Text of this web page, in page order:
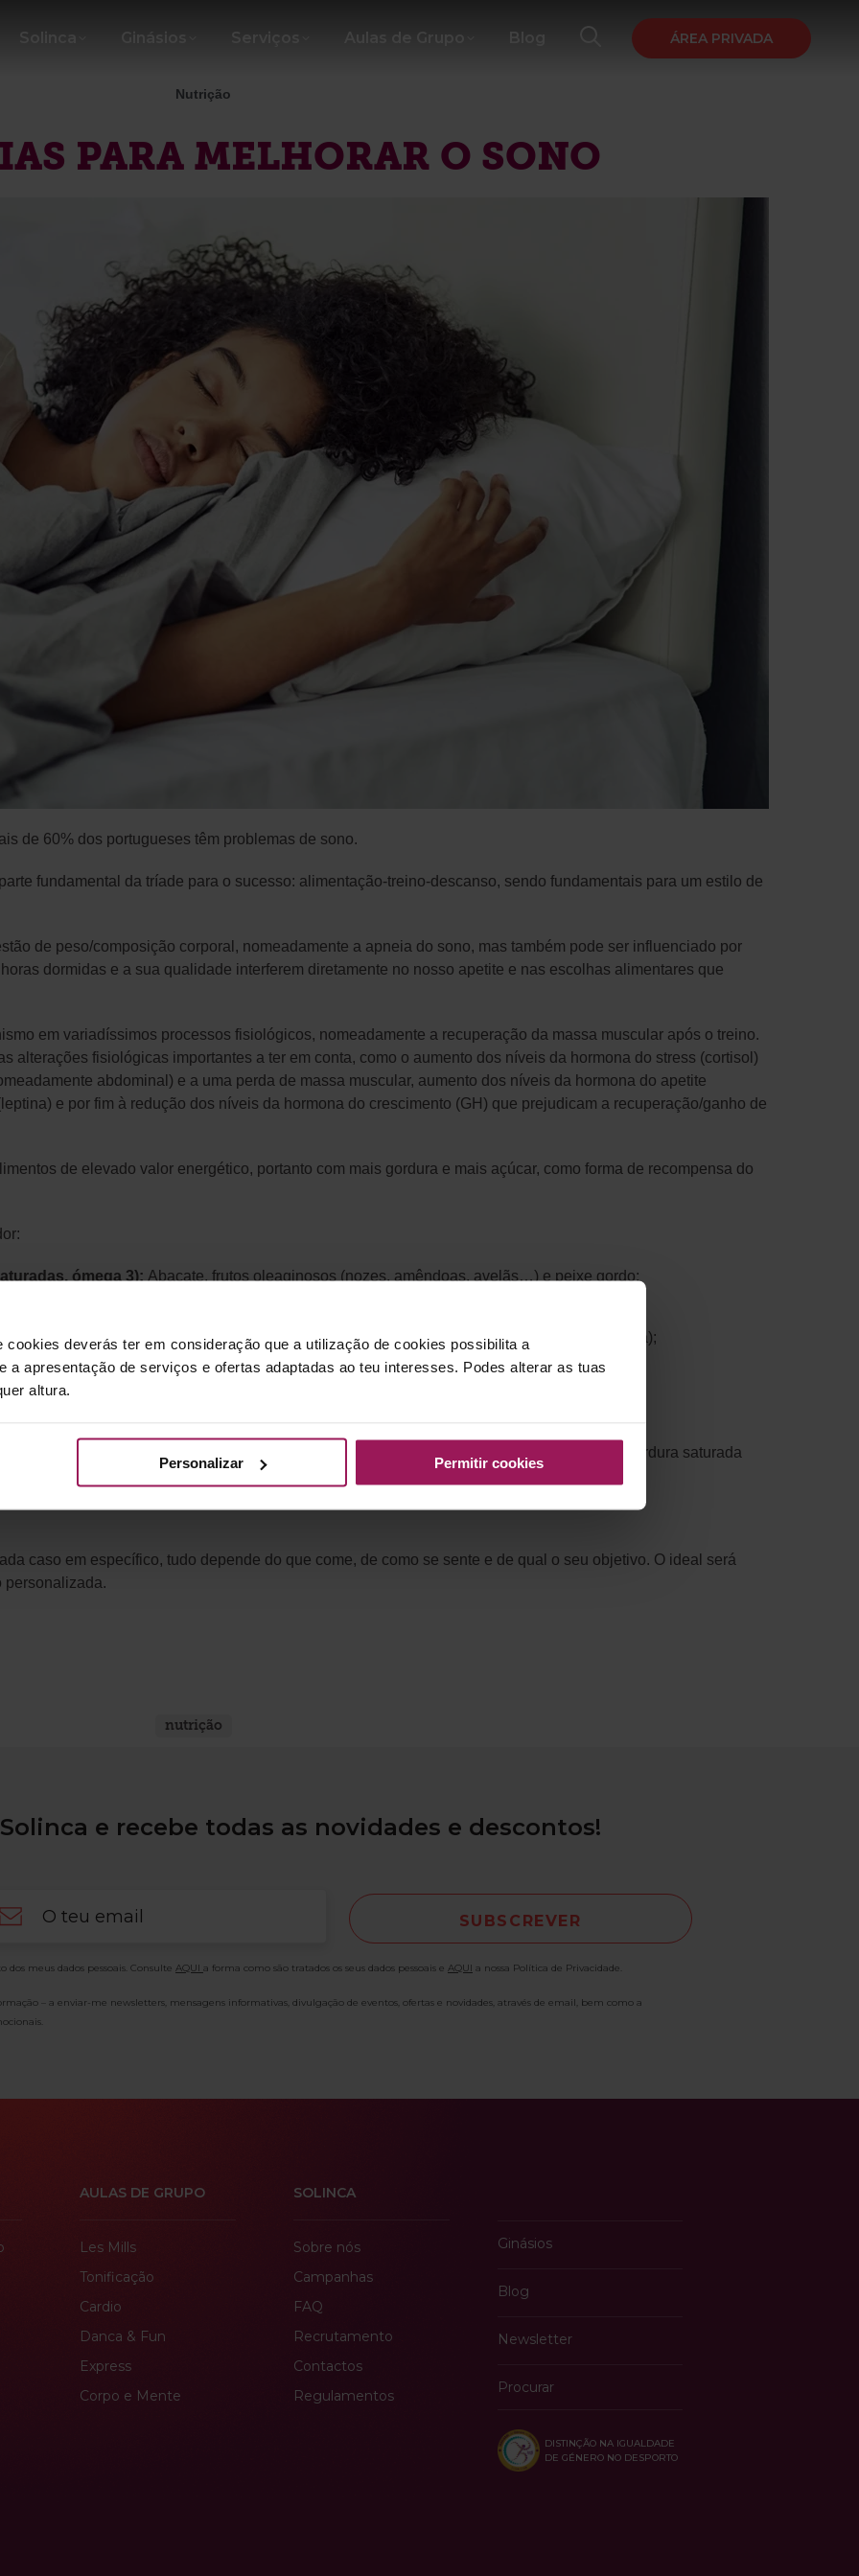
cookies deverás ter em consideração que a utilização de cookies possibilita a
a apresentação de serviços e ofertas adaptadas ao teu interesses. Podes alterar as tuas
altura.
Personalizar Permitir cookies
ÁREA PRIVADA
Nutrição
PARA MELHORAR O SONO
de 60% dos portugueses têm problemas de sono.
fundamental da tríade para o sucesso: alimentação-treino-descanso, sendo fundamentais para um estilo de
de peso/composição corporal, nomeadamente a apneia do sono, mas também pode ser influenciado por
dormidas e a sua qualidade interferem diretamente no nosso apetite e nas escolhas alimentares que
em variadíssimos processos fisiológicos, nomeadamente a recuperação da massa muscular após o treino.
alterações fisiológicas importantes a ter em conta, como o aumento dos níveis da hormona do stress (cortisol)
abdominal) e a uma perda de massa muscular, aumento dos níveis da hormona do apetite
e por fim à redução dos níveis da hormona do crescimento (GH) que prejudicam a recuperação/ganho de
de elevado valor energético, portanto com mais gordura e mais açúcar, como forma de recompensa do
ómega 3): Abacate, frutos oleaginosos (nozes, amêndoas, avelãs…) e peixe gordo;
e melatonina) sobretudo antes de dormir:
seu conjunto também têm efeito ansiolítico): Nozes, feijão, cereais integrais, ovo (gema);
ao jantar (arroz, massa integral…), cereja, infusão de camomila e valeriana;
a cola, bebidas alcoólicas, chocolate (estimulante), alimentos açucarados e ricos em gordura saturada
no jantar (podem prolongar a digestão e provocar azia).
caso em específico, tudo depende do que come, de como se sente e de qual o seu objetivo. O ideal será
personalizada.
nutrição
e recebe todas as novidades e descontos!
meus dados pessoais. Consulte AQUI a forma como são tratados os seus dados pessoais e AQUI a nossa Política de Privacidade.
– a enviar-me newsletters, mensagens informativas, divulgação de eventos, ofertas e novidades, através de email, bem como a
AULAS DE GRUPO
Les Mills
Tonificação
Cardio
Danca & Fun
Express
Corpo e Mente
SOLINCA
Sobre nós
Campanhas
FAQ
Recrutamento
Contactos
Regulamentos
Ginásios
Blog
Newsletter
Procurar
DISTINÇÃO NA IGUALDADE
DE GÉNERO NO DESPORTO